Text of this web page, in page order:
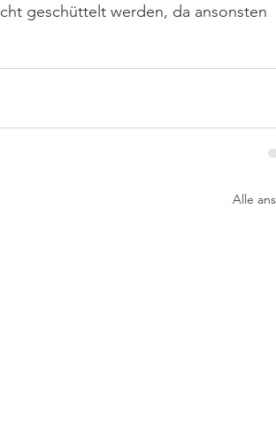
geschüttelt werden, da ansonsten
Alle